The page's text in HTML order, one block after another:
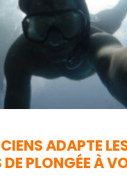
ADAPTE
PLONGÉE À